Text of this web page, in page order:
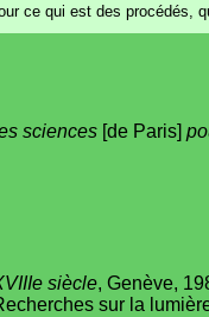
ce qui est des procédés,
sciences [de Paris]
siècle, Genève,
sur la